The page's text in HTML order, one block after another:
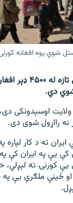
ټولې پاڼې
شوې یوه افغانه
ایراني رسنۍ
دي.
اوسېدونکی دی،
نه رااړول شوی دی.
ته د کار لپاره
کې یې په ایران کې
یې کورنۍ ته لېږلي،
ځینې ملګري یې په